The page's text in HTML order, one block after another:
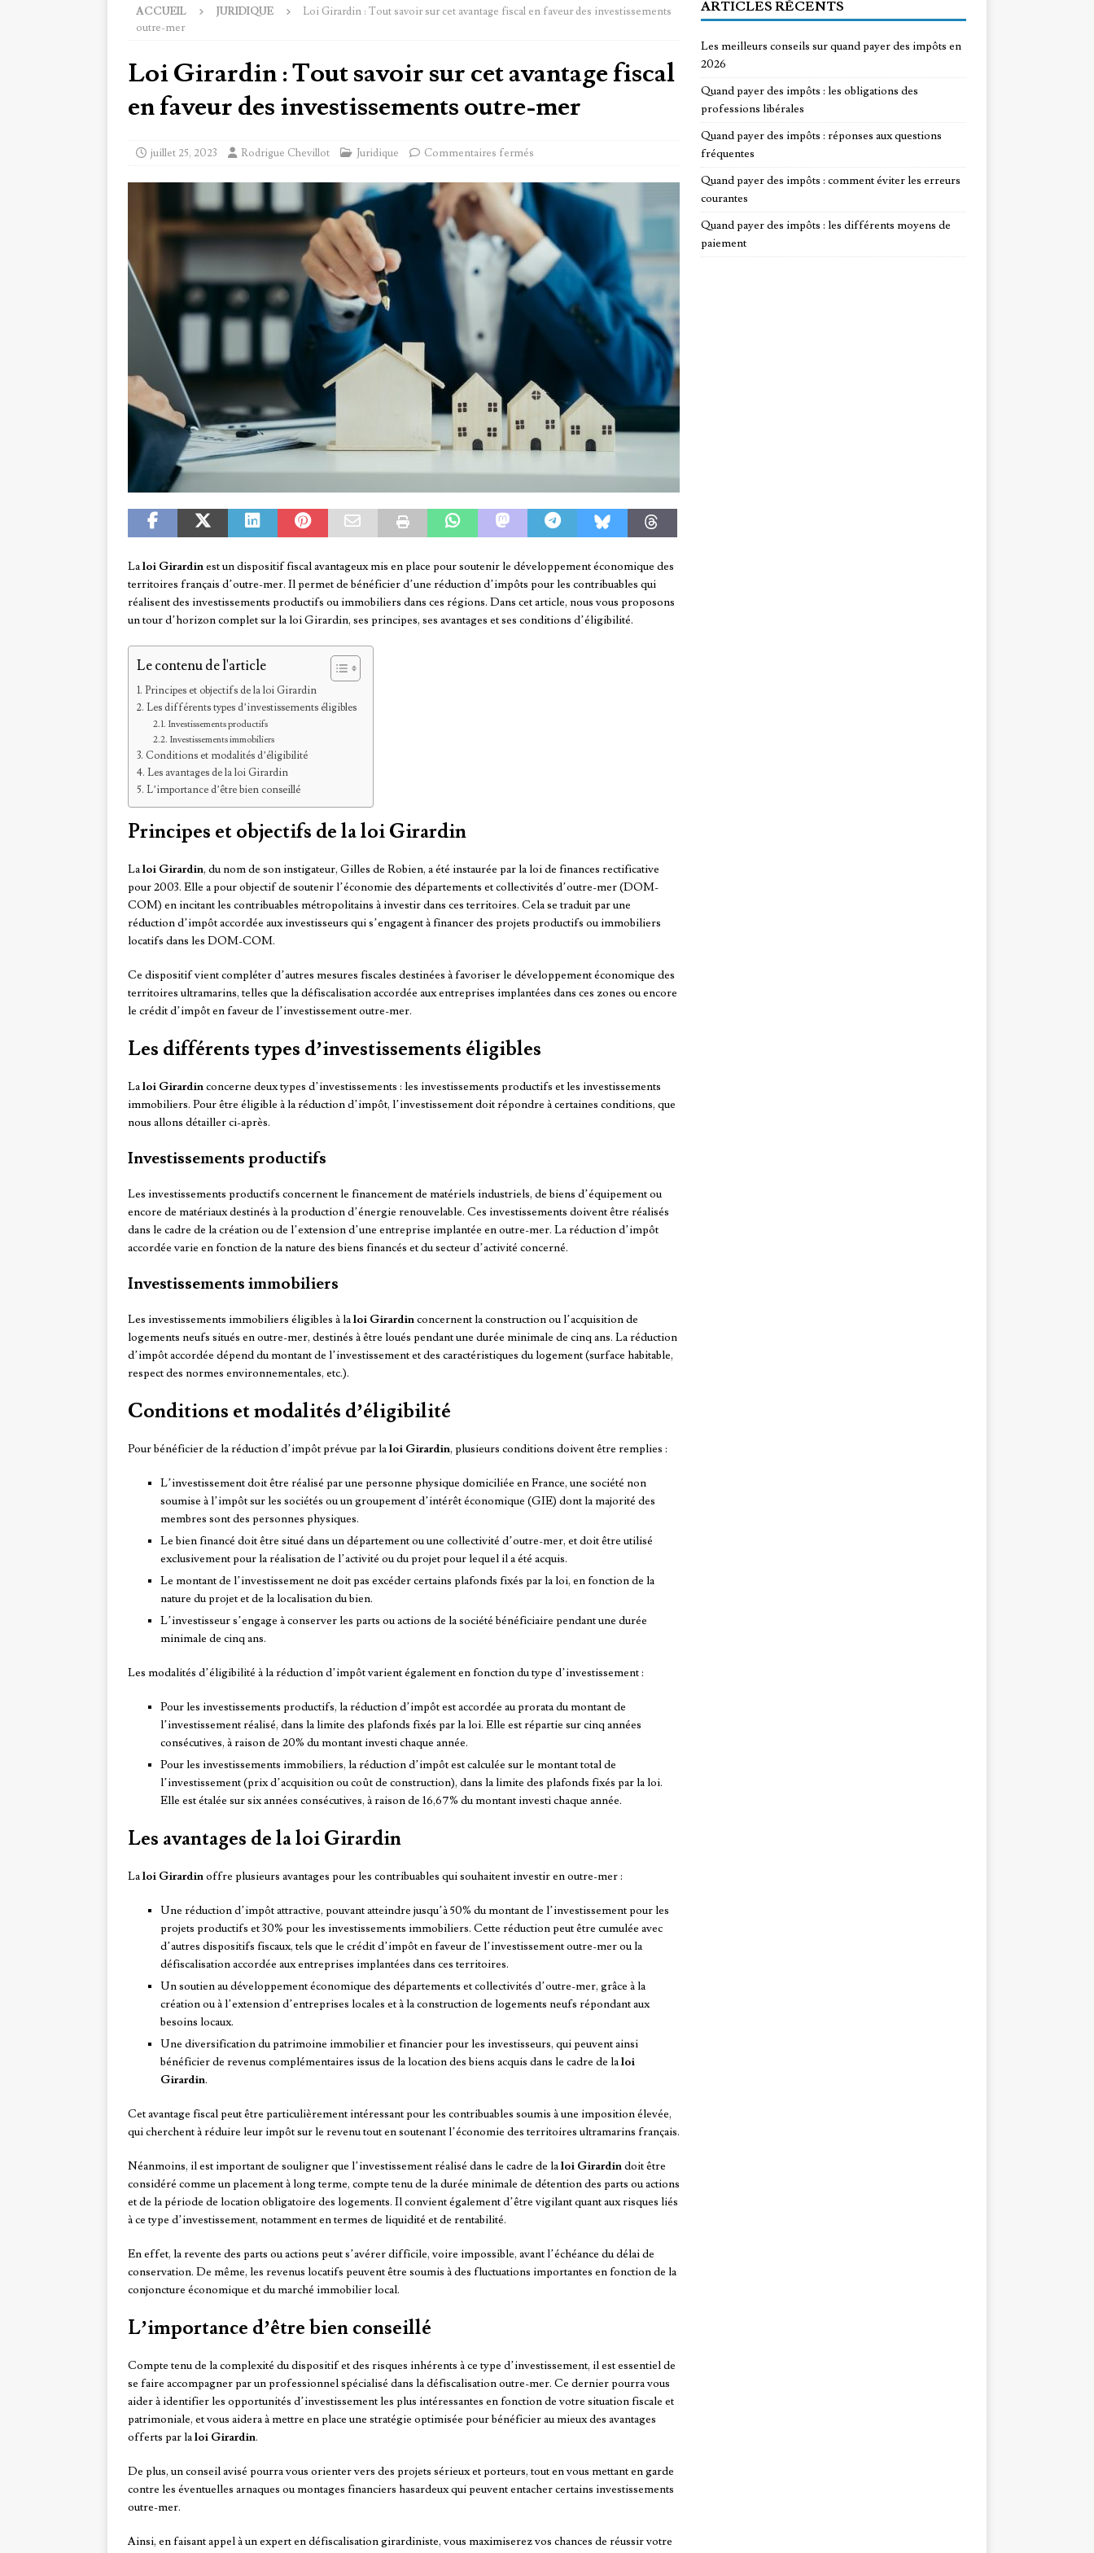
ACCUEIL JURIDIQUE
Loi Girardin : Tout savoir sur cet avantage fiscal en faveur des investissements
outre-mer
Loi Girardin : Tout savoir sur cet avantage fiscal
en faveur des investissements outre-mer
juillet 25, 2023 Rodrigue Chevillot Juridique Commentaires fermés
Laloi Girardinest un dispositif fiscal avantageux mis en place pour soutenir le développement économique des
territoires français d’outre-mer. Il permet de bénéficier d’une réduction d’impôts pour les contribuables qui
réalisent des investissements productifs ou immobiliers dans ces régions. Dans cet article, nous vous proposons
un tour d’horizon complet sur la loi Girardin, ses principes, ses avantages et ses conditions d’éligibilité.
Le contenu de l'article
Principes et objectifs de la loi Girardin
Les différents types d’investissements éligibles
Investissements productifs
Investissements immobiliers
Conditions et modalités d’éligibilité
Les avantages de la loi Girardin
L’importance d’être bien conseillé
Principes et objectifs de la loi Girardin
Laloi Girardin, du nom de son instigateur, Gilles de Robien, a été instaurée par la loi de finances rectificative
pour 2003. Elle a pour objectif de soutenir l’économie des départements et collectivités d’outre-mer (DOM-
COM) en incitant les contribuables métropolitains à investir dans ces territoires. Cela se traduit par une
réduction d’impôt accordée aux investisseurs qui s’engagent à financer des projets productifs ou immobiliers
locatifs dans les DOM-COM.
Ce dispositif vient compléter d’autres mesures fiscales destinées à favoriser le développement économique des
territoires ultramarins, telles que la défiscalisation accordée aux entreprises implantées dans ces zones ou encore
le crédit d’impôt en faveur de l’investissement outre-mer.
Les différents types d’investissements éligibles
Laloi Girardinconcerne deux types d’investissements : les investissements productifs et les investissements
immobiliers. Pour être éligible à la réduction d’impôt, l’investissement doit répondre à certaines conditions, que
nous allons détailler ci-après.
Investissements productifs
Les investissements productifs concernent le financement de matériels industriels, de biens d’équipement ou
encore de matériaux destinés à la production d’énergie renouvelable. Ces investissements doivent être réalisés
dans le cadre de la création ou de l’extension d’une entreprise implantée en outre-mer. La réduction d’impôt
accordée varie en fonction de la nature des biens financés et du secteur d’activité concerné.
Investissements immobiliers
Les investissements immobiliers éligibles à laloi Girardinconcernent la construction ou l’acquisition de
logements neufs situés en outre-mer, destinés à être loués pendant une durée minimale de cinq ans. La réduction
d’impôt accordée dépend du montant de l’investissement et des caractéristiques du logement (surface habitable,
respect des normes environnementales, etc.).
Conditions et modalités d’éligibilité
Pour bénéficier de la réduction d’impôt prévue par laloi Girardin, plusieurs conditions doivent être remplies :
L’investissement doit être réalisé par une personne physique domiciliée en France, une société non
soumise à l’impôt sur les sociétés ou un groupement d’intérêt économique (GIE) dont la majorité des
membres sont des personnes physiques.
Le bien financé doit être situé dans un département ou une collectivité d’outre-mer, et doit être utilisé
exclusivement pour la réalisation de l’activité ou du projet pour lequel il a été acquis.
Le montant de l’investissement ne doit pas excéder certains plafonds fixés par la loi, en fonction de la
nature du projet et de la localisation du bien.
L’investisseur s’engage à conserver les parts ou actions de la société bénéficiaire pendant une durée
minimale de cinq ans.
Les modalités d’éligibilité à la réduction d’impôt varient également en fonction du type d’investissement :
Pour les investissements productifs, la réduction d’impôt est accordée au prorata du montant de
l’investissement réalisé, dans la limite des plafonds fixés par la loi. Elle est répartie sur cinq années
consécutives, à raison de 20% du montant investi chaque année.
Pour les investissements immobiliers, la réduction d’impôt est calculée sur le montant total de
l’investissement (prix d’acquisition ou coût de construction), dans la limite des plafonds fixés par la loi.
Elle est étalée sur six années consécutives, à raison de 16,67% du montant investi chaque année.
Les avantages de la loi Girardin
Laloi Girardinoffre plusieurs avantages pour les contribuables qui souhaitent investir en outre-mer :
Une réduction d’impôt attractive, pouvant atteindre jusqu’à 50% du montant de l’investissement pour les
projets productifs et 30% pour les investissements immobiliers. Cette réduction peut être cumulée avec
d’autres dispositifs fiscaux, tels que le crédit d’impôt en faveur de l’investissement outre-mer ou la
défiscalisation accordée aux entreprises implantées dans ces territoires.
Un soutien au développement économique des départements et collectivités d’outre-mer, grâce à la
création ou à l’extension d’entreprises locales et à la construction de logements neufs répondant aux
besoins locaux.
Une diversification du patrimoine immobilier et financier pour les investisseurs, qui peuvent ainsi
bénéficier de revenus complémentaires issus de la location des biens acquis dans le cadre de laloi
Girardin.
Cet avantage fiscal peut être particulièrement intéressant pour les contribuables soumis à une imposition élevée,
qui cherchent à réduire leur impôt sur le revenu tout en soutenant l’économie des territoires ultramarins français.
Néanmoins, il est important de souligner que l’investissement réalisé dans le cadre de laloi Girardindoit être
considéré comme un placement à long terme, compte tenu de la durée minimale de détention des parts ou actions
et de la période de location obligatoire des logements. Il convient également d’être vigilant quant aux risques liés
à ce type d’investissement, notamment en termes de liquidité et de rentabilité.
En effet, la revente des parts ou actions peut s’avérer difficile, voire impossible, avant l’échéance du délai de
conservation. De même, les revenus locatifs peuvent être soumis à des fluctuations importantes en fonction de la
conjoncture économique et du marché immobilier local.
L’importance d’être bien conseillé
Compte tenu de la complexité du dispositif et des risques inhérents à ce type d’investissement, il est essentiel de
se faire accompagner par un professionnel spécialisé dans la défiscalisation outre-mer. Ce dernier pourra vous
aider à identifier les opportunités d’investissement les plus intéressantes en fonction de votre situation fiscale et
patrimoniale, et vous aidera à mettre en place une stratégie optimisée pour bénéficier au mieux des avantages
offerts par laloi Girardin.
De plus, un conseil avisé pourra vous orienter vers des projets sérieux et porteurs, tout en vous mettant en garde
contre les éventuelles arnaques ou montages financiers hasardeux qui peuvent entacher certains investissements
outre-mer.
Ainsi, en faisant appel à un expert en défiscalisation girardiniste, vous maximiserez vos chances de réussir votre
ARTICLES RÉCENTS
Les meilleurs conseils sur quand payer des impôts en
2026
Quand payer des impôts : les obligations des
professions libérales
Quand payer des impôts : réponses aux questions
fréquentes
Quand payer des impôts : comment éviter les erreurs
courantes
Quand payer des impôts : les différents moyens de
paiement